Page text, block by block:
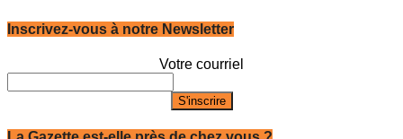
Inscrivez-vous à notre Newsletter
Votre courriel